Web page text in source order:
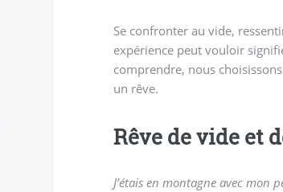
Se confronter au vide,
expérience peut vouloir
comprendre, nous
un rêve.
Rêve de vide et
J’étais en montagne avec mon